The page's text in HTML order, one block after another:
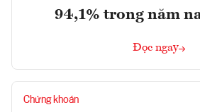
94,1% trong năm
Đọc ngay
Chứng khoán